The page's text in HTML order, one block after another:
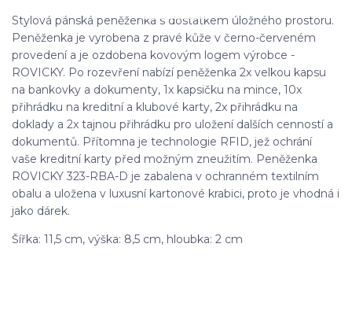
Stylová pánská peněženka s dostatkem úložného prostoru.
Peněženka je vyrobena z pravé kůže v černo-červeném
provedení a je ozdobena kovovým logem výrobce -
ROVICKY. Po rozevření nabízí peněženka 2x velkou kapsu
na bankovky a dokumenty, 1x kapsičku na mince, 10x
přihrádku na kreditní a klubové karty, 2x přihrádku na
doklady a 2x tajnou přihrádku pro uložení dalších cenností a
dokumentů. Přítomna je technologie RFID, jež ochrání
vaše kreditní karty před možným zneužitím. Peněženka
ROVICKY 323-RBA-D je zabalena v ochranném textilním
obalu a uložena v luxusní kartonové krabici, proto je vhodná i
jako dárek.
Šířka: 11,5 cm, výška: 8,5 cm, hloubka: 2 cm